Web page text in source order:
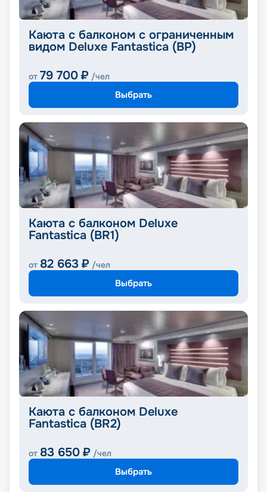
Каюта с балконом c ограниченным
видом Deluxe Fantastica (BP)
от 79 700 ₽ /чел
Выбрать
Каюта с балконом Deluxe
Fantastica (BR1)
от 82 663 ₽ /чел
Выбрать
Каюта с балконом Deluxe
Fantastica (BR2)
от 83 650 ₽ /чел
Выбрать